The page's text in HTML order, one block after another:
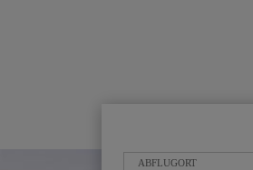
ABFLUGORT